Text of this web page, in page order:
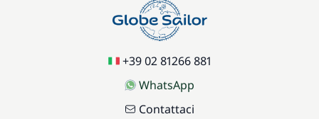
+39 02 81266 881
WhatsApp
Contattaci